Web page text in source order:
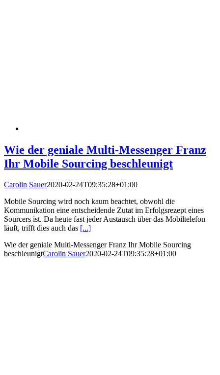
Wie der geniale Multi-Messenger Franz
Ihr Mobile Sourcing beschleunigt
Carolin Sauer2020-02-24T09:35:28+01:00
Mobile Sourcing wird noch kaum beachtet, obwohl die
Kommunikation eine entscheidende Zutat im Erfolgsrezept eines
Sourcers ist. Da heute fast jeder Austausch über das Mobiltelefon
läuft, trifft dies auch das [...]
Wie der geniale Multi-Messenger Franz Ihr Mobile Sourcing
beschleunigtCarolin Sauer2020-02-24T09:35:28+01:00